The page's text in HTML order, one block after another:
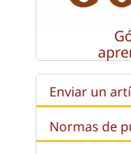
Enviar un
Normas de